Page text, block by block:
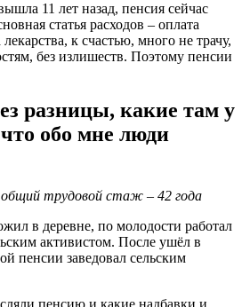
11 лет назад, пенсия сейчас
статья расходов – оплата
к счастью, много не трачу,
без излишеств. Поэтому пенсии
разницы, какие там у
обо мне люди
общий трудовой стаж – 42 года
в деревне, по молодости работал
активистом. После ушёл в
пенсии заведовал сельским
пенсию и какие надбавки и